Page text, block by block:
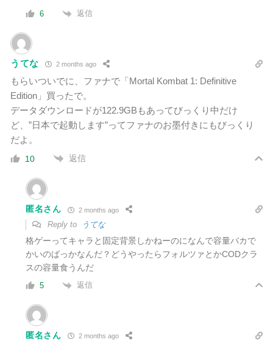
6 返信
うてな 2 months ago
もらいついでに、ファナで「Mortal Kombat 1: Definitive
Edition」買ったで。
データダウンロードが122.9GBもあってびっくり中だけ
ど、”日本で起動します”ってファナのお墨付きにもびっくり
だよ。
10 返信
匿名さん 2 months ago
Reply to うてな
格ゲーってキャラと固定背景しかねーのになんで容量バカで
かいのばっかなんだ？どうやったらフォルツァとかCODクラ
スの容量食うんだ
5 返信
匿名さん 2 months ago